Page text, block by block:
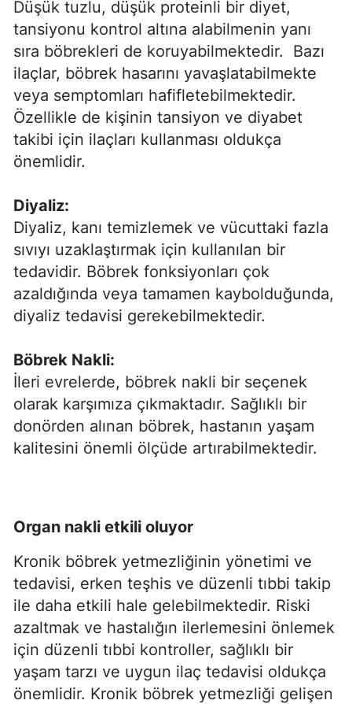
Düşük tuzlu, düşük proteinli bir diyet,
tansiyonu kontrol altına alabilmenin yanı
sıra böbrekleri de koruyabilmektedir. Bazı
ilaçlar, böbrek hasarını yavaşlatabilmekte
veya semptomları hafifletebilmektedir.
Özellikle de kişinin tansiyon ve diyabet
takibi için ilaçları kullanması oldukça
önemlidir.
Diyaliz:
Diyaliz, kanı temizlemek ve vücuttaki fazla
sıvıyı uzaklaştırmak için kullanılan bir
tedavidir. Böbrek fonksiyonları çok
azaldığında veya tamamen kaybolduğunda,
diyaliz tedavisi gerekebilmektedir.
Böbrek Nakli:
İleri evrelerde, böbrek nakli bir seçenek
olarak karşımıza çıkmaktadır. Sağlıklı bir
donörden alınan böbrek, hastanın yaşam
kalitesini önemli ölçüde artırabilmektedir.
Organ nakli etkili oluyor
Kronik böbrek yetmezliğinin yönetimi ve
tedavisi, erken teşhis ve düzenli tıbbi takip
ile daha etkili hale gelebilmektedir. Riski
azaltmak ve hastalığın ilerlemesini önlemek
için düzenli tıbbi kontroller, sağlıklı bir
yaşam tarzı ve uygun ilaç tedavisi oldukça
önemlidir. Kronik böbrek yetmezliği gelişen